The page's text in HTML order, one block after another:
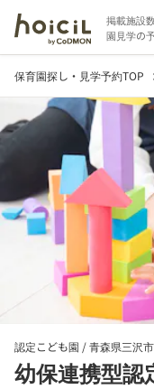
掲載施設
園見学の
保育園探し・見学予約TOP
認定こども園 /青森県三沢市
幼保連携型認